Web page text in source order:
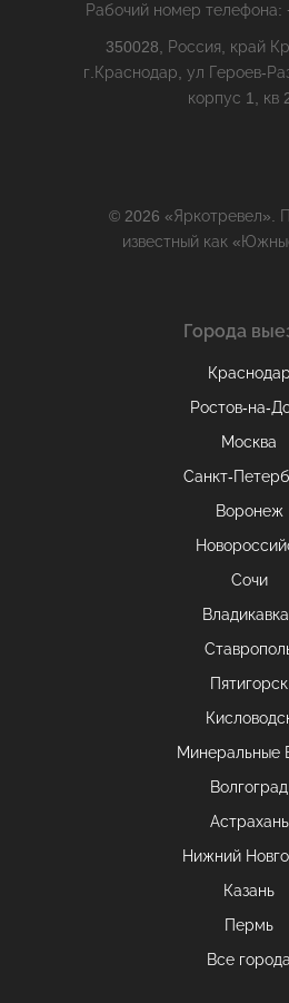
Рабочий номер телефона:
350028, Россия, край
г.Краснодар, ул Героев-
корпус 1, кв
© 2026 «Яркотревел».
известный как
Города
Краснодар
Ростов-на-
Москва
Санкт-
Воронеж
Сочи
Пятигорск
Минеральные
Волгоград
Астрахань
Нижний
Казань
Пермь
Все города